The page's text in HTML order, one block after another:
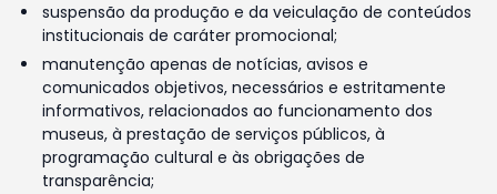
suspensão da produção e da veiculação de conteúdos
institucionais de caráter promocional;
manutenção apenas de notícias, avisos e
comunicados objetivos, necessários e estritamente
informativos, relacionados ao funcionamento dos
museus, à prestação de serviços públicos, à
programação cultural e às obrigações de
transparência;